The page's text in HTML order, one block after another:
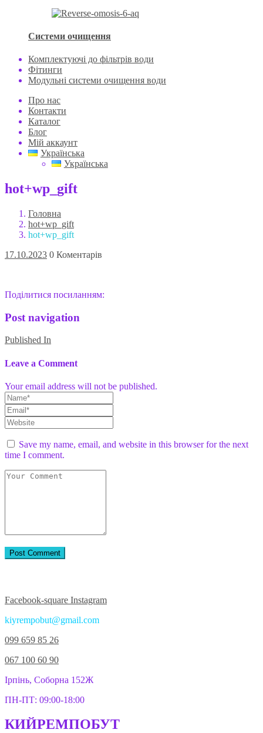
Системи очищення
Комплектуючі до фільтрів води
Фітинги
Модульні системи очищення води
Про нас
Контакти
Каталог
Блог
Мій аккаунт
Українська
Українська
hot+wp_gift
Головна
hot+wp_gift
hot+wp_gift
17.10.2023 0 Коментарів
Поділитися посиланням:
Post navigation
Published In
Leave a Comment
Your email address will not be published.
Save my name, email, and website in this browser for the next
time I comment.
Facebook-square Instagram
kiyrempobut@gmail.com
099 659 85 26
067 100 60 90
Ірпінь, Соборна 152Ж
ПН-ПТ: 09:00-18:00
КИЙРЕМПОБУТ